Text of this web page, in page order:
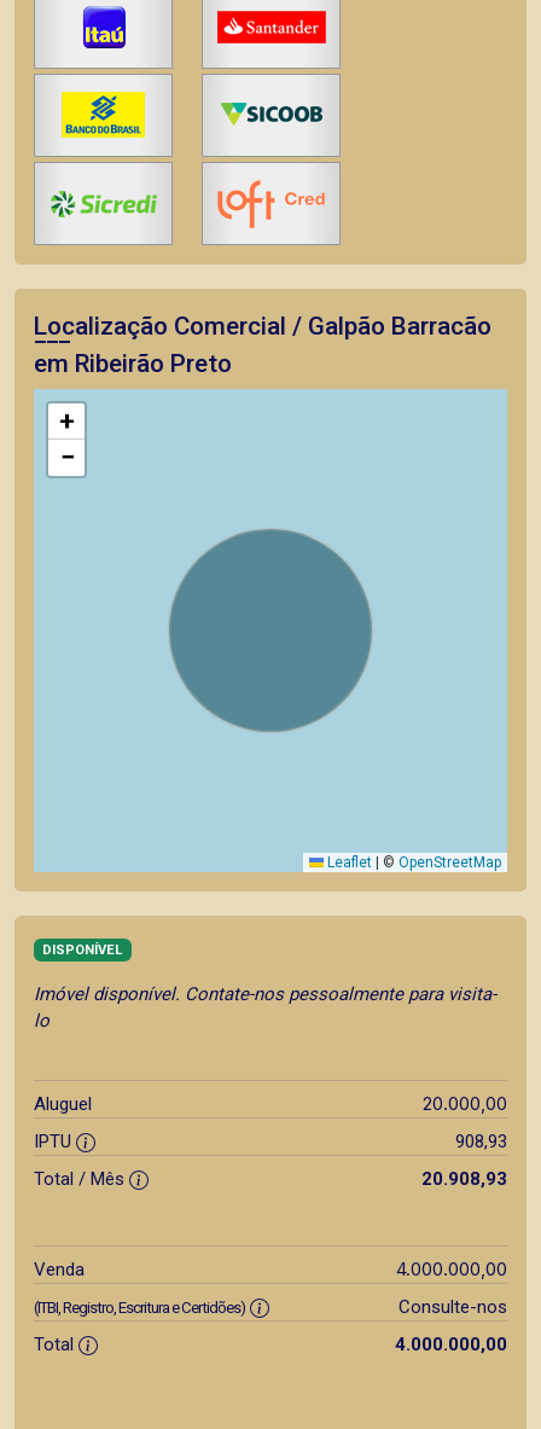
Localização Comercial / Galpão Barracão
em Ribeirão Preto
+
−
Leaflet © OpenStreetMap
DISPONÍVEL
Imóvel disponível. Contate-nos pessoalmente para visita-
lo
Aluguel 20.000,00
IPTU
908,93
Total / Mês
20.908,93
Venda 4.000.000,00
(ITBI, Registro, Escritura e Certidões)
Consulte-nos
Total
4.000.000,00